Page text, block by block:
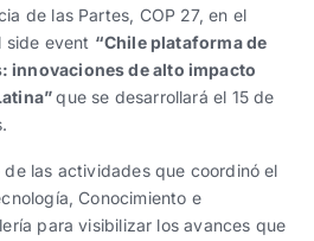
de las Partes, COP 27, en el
side event “Chile plataforma de
innovaciones de alto impacto
que se desarrollará el 15 de
las actividades que coordinó el
Conocimiento e
para visibilizar los avances que